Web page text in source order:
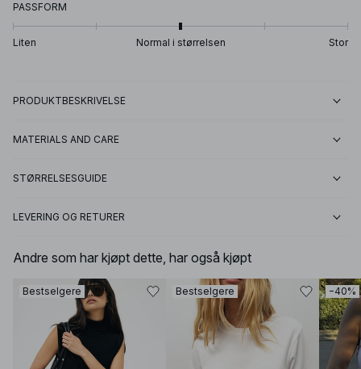
PASSFORM
Liten Normal i størrelsen Stor
PRODUKTBESKRIVELSE
MATERIALS AND CARE
STØRRELSESGUIDE
LEVERING OG RETURER
Andre som har kjøpt dette, har også kjøpt
Bestselgere Bestselgere −40%